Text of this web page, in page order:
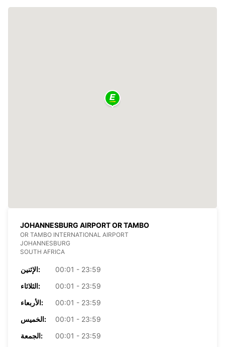
JOHANNESBURG AIRPORT OR TAMBO
OR TAMBO INTERNATIONAL AIRPORT
JOHANNESBURG
SOUTH AFRICA
الإثنين:
00:01 - 23:59
الثلاثاء:
00:01 - 23:59
الأربعاء:
00:01 - 23:59
الخميس:
00:01 - 23:59
الجمعة:
00:01 - 23:59